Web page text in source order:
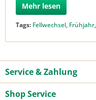
Mehr lesen
Tags: Fellwechsel, Frühjahr,
Service & Zahlung
Shop Service